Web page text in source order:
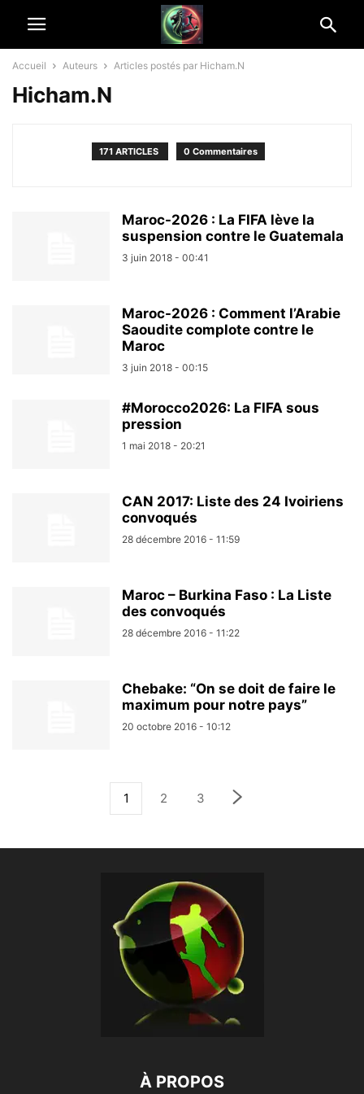
Accueil Auteurs Articles postés par Hicham.N
Hicham.N
171 ARTICLES 0 Commentaires
Maroc-2026 : La FIFA lève la
suspension contre le Guatemala
3 juin 2018 - 00:41
Maroc-2026 : Comment l’Arabie
Saoudite complote contre le
Maroc
3 juin 2018 - 00:15
#Morocco2026: La FIFA sous
pression
1 mai 2018 - 20:21
CAN 2017: Liste des 24 Ivoiriens
convoqués
28 décembre 2016 - 11:59
Maroc – Burkina Faso : La Liste
des convoqués
28 décembre 2016 - 11:22
Chebake: “On se doit de faire le
maximum pour notre pays”
20 octobre 2016 - 10:12
1 2 3
À PROPOS